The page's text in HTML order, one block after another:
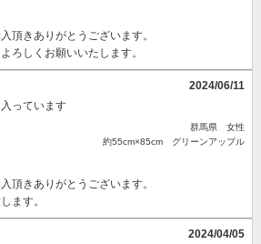
頂きありがとうございます。
ろしくお願いいたします。
2024/06/11
っています
群馬県 女性
約55cm×85cm グリーンアップル
頂きありがとうございます。
ます。
2024/04/05